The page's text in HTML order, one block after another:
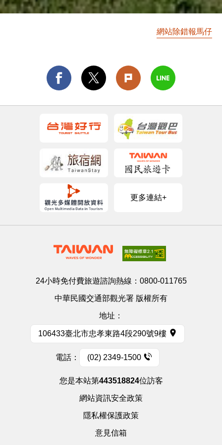
網站除錯報馬仔
更多連結+
24小時免付費旅遊諮詢熱線： 0800-011765
中華民國交通部觀光署 版權所有
地址：
106433臺北市忠孝東路4段290號9樓
電話： (02) 2349-1500
您是本站第443518824位訪客
網站資訊安全政策
隱私權保護政策
意見信箱